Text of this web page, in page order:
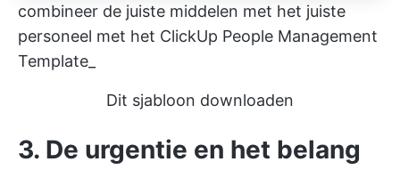
combineer de juiste middelen met het juiste
personeel met het ClickUp People Management
Template_
Dit sjabloon downloaden
3. De urgentie en het belang